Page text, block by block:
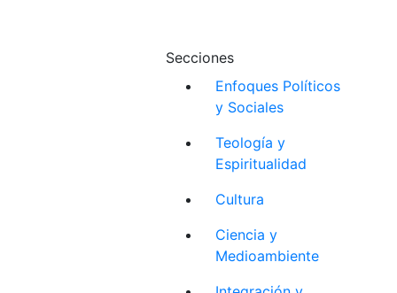
Secciones
Enfoques Políticos
y Sociales
Teología y
Espiritualidad
Cultura
Ciencia y
Medioambiente